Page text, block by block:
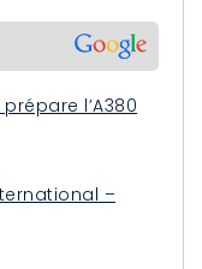
l’A380
–